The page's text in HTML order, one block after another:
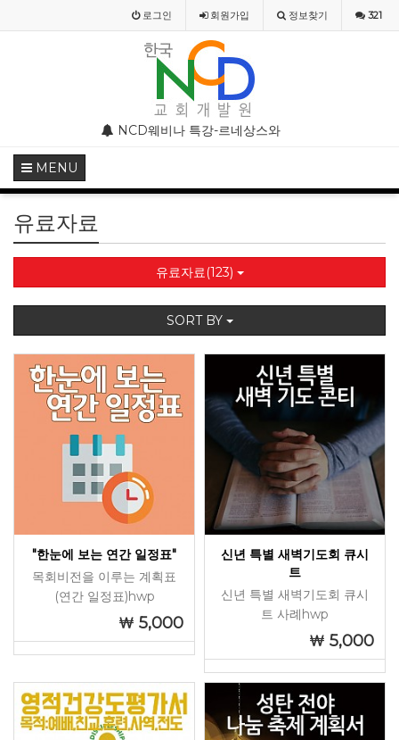
로그인 회원가입 정보찾기 321
NCD웨비나 특강-르네상스와 종교개혁기의 기독교미술
MENU
유료자료
유료자료(123)
SORT BY
"한눈에 보는 연간 일정표"
목회비전을 이루는 계획표
(연간 일정표)hwp
5,000
신년 특별 새벽기도회 큐시
트
신년 특별 새벽기도회 큐시
트 사례hwp
5,000